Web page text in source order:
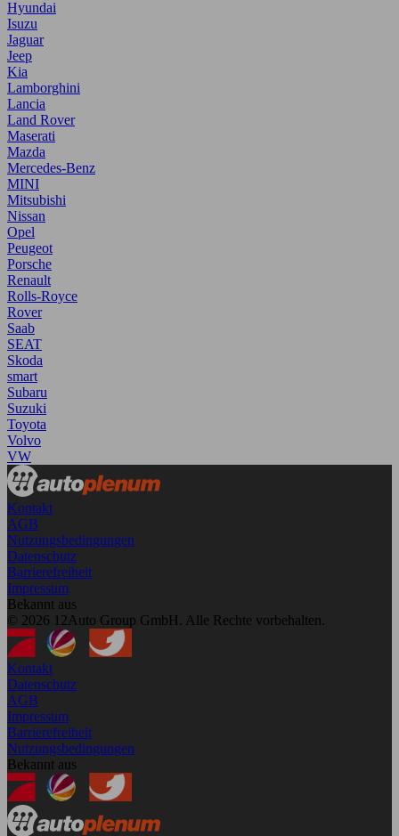
Hyundai
Isuzu
Jaguar
Jeep
Kia
Lamborghini
Lancia
Land Rover
Maserati
Mazda
Mercedes-Benz
MINI
Mitsubishi
Nissan
Opel
Peugeot
Porsche
Renault
Rolls-Royce
Rover
Saab
SEAT
Skoda
smart
Subaru
Suzuki
Toyota
Volvo
VW
Kontakt
AGB
Nutzungsbedingungen
Datenschutz
Barrierefreiheit
Impressum
Bekannt aus
© 2026 12Auto Group GmbH. Alle Rechte vorbehalten.
Kontakt
Datenschutz
AGB
Impressum
Barrierefreiheit
Nutzungsbedingungen
Bekannt aus